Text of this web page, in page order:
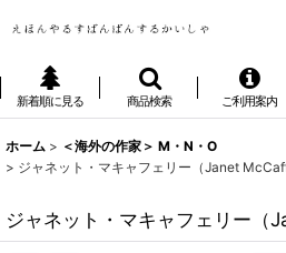
新着順に見る 商品検索 ご利用案内
ホーム > ＜海外の作家＞ M・N・O
> ジャネット・マキャフェリー（Janet
ジャネット・マキャフェリー（